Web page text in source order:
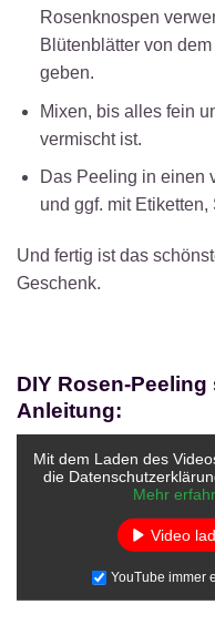
Rosenknospen
Blütenblätter von
geben.
Mixen, bis alles fein
vermischt ist.
Das Peeling in einen
und ggf. mit
Und fertig ist das
Geschenk.
DIY Rosen-
Anleitung:
Mit dem Laden des
die
Mehr
Video
YouTube immer